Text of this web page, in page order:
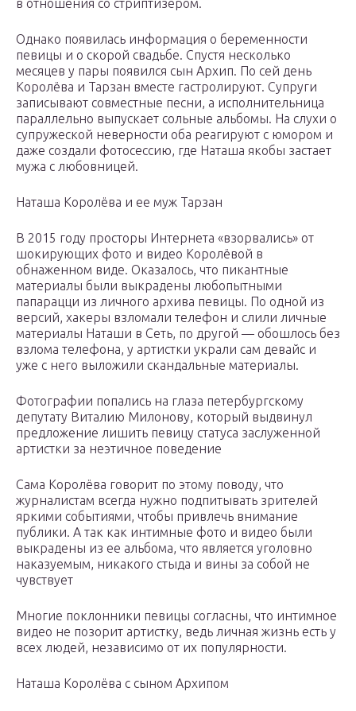
в отношения со стриптизером.
Однако появилась информация о беременности
певицы и о скорой свадьбе. Спустя несколько
месяцев у пары появился сын Архип. По сей день
Королёва и Тарзан вместе гастролируют. Супруги
записывают совместные песни, а исполнительница
параллельно выпускает сольные альбомы. На слухи о
супружеской неверности оба реагируют с юмором и
даже создали фотосессию, где Наташа якобы застает
мужа с любовницей.
Наташа Королёва и ее муж Тарзан
В 2015 году просторы Интернета «взорвались» от
шокирующих фото и видео Королёвой в
обнаженном виде. Оказалось, что пикантные
материалы были выкрадены любопытными
папарацци из личного архива певицы. По одной из
версий, хакеры взломали телефон и слили личные
материалы Наташи в Сеть, по другой — обошлось без
взлома телефона, у артистки украли сам девайс и
уже с него выложили скандальные материалы.
Фотографии попались на глаза петербургскому
депутату Виталию Милонову, который выдвинул
предложение лишить певицу статуса заслуженной
артистки за неэтичное поведение
Сама Королёва говорит по этому поводу, что
журналистам всегда нужно подпитывать зрителей
яркими событиями, чтобы привлечь внимание
публики. А так как интимные фото и видео были
выкрадены из ее альбома, что является уголовно
наказуемым, никакого стыда и вины за собой не
чувствует
Многие поклонники певицы согласны, что интимное
видео не позорит артистку, ведь личная жизнь есть у
всех людей, независимо от их популярности.
Наташа Королёва с сыном Архипом